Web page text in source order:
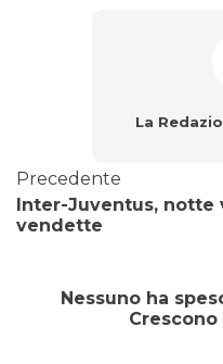
La
Precedente
Inter-Juventus, notte
vendette
Nessuno ha